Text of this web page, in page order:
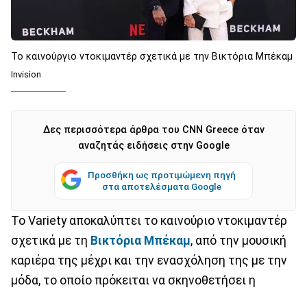
Το καινούργιο ντοκιμαντέρ σχετικά με την Bικτόρια Μπέκαμ
Invision
Δες περισσότερα άρθρα του CNN Greece όταν
αναζητάς ειδήσεις στην Google
Προσθήκη ως προτιμώμενη πηγή
στα αποτελέσματα Google
Το Variety αποκαλύπτει το καινούριο ντοκιμαντέρ
σχετικά με τη Bικτόρια Μπέκαμ, από την μουσική
καριέρα της μέχρι και την ενασχόληση της με την
μόδα, το οποίο πρόκειται να σκηνοθετήσει η